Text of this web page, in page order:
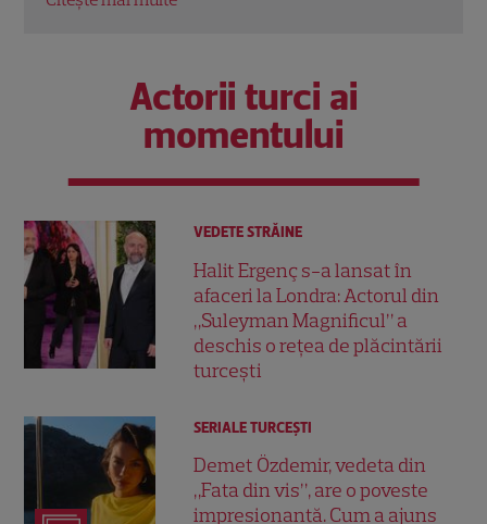
Actorii turci ai
momentului
VEDETE STRĂINE
Halit Ergenç s-a lansat în
afaceri la Londra: Actorul din
„Suleyman Magnificul” a
deschis o rețea de plăcintării
turcești
SERIALE TURCEŞTI
Demet Özdemir, vedeta din
„Fata din vis”, are o poveste
impresionantă. Cum a ajuns